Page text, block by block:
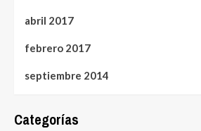
abril 2017
febrero 2017
septiembre 2014
Categorías